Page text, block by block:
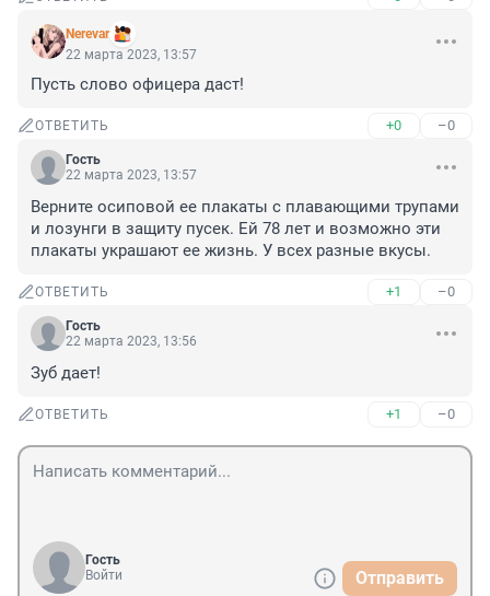
Nerevar
22 марта 2023, 13:57
Пусть слово офицера даст!
ОТВЕТИТЬ +0 –0
Гость
22 марта 2023, 13:57
Верните осиповой ее плакаты с плавающими трупами
и лозунги в защиту пусек. Ей 78 лет и возможно эти
плакаты украшают ее жизнь. У всех разные вкусы.
ОТВЕТИТЬ +1 –0
Гость
22 марта 2023, 13:56
Зуб дает!
ОТВЕТИТЬ +1 –0
Гость
Войти
Отправить